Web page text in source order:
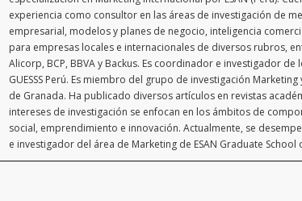
experiencia como consultor en las áreas de investigación de
empresarial, modelos y planes de negocio, inteligencia
para empresas locales e internacionales de diversos rubros,
Alicorp, BCP, BBVA y Backus. Es coordinador e investigador de
GUESSS Perú. Es miembro del grupo de investigación
de Granada. Ha publicado diversos artículos en revistas
intereses de investigación se enfocan en los ámbitos de
social, emprendimiento e innovación. Actualmente, se
e investigador del área de Marketing de ESAN Graduate School